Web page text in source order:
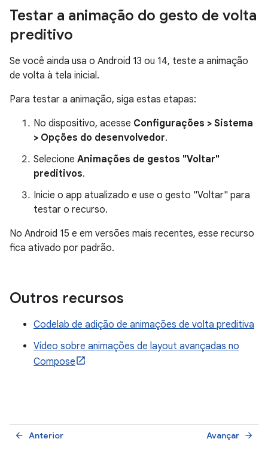
Testar a animação do gesto de volta
preditivo
Se você ainda usa o Android 13 ou 14, teste a animação
de volta à tela inicial.
Para testar a animação, siga estas etapas:
No dispositivo, acesse Configurações > Sistema
> Opções do desenvolvedor.
Selecione Animações de gestos "Voltar"
preditivos.
Inicie o app atualizado e use o gesto "Voltar" para
testar o recurso.
No Android 15 e em versões mais recentes, esse recurso
fica ativado por padrão.
Outros recursos
Codelab de adição de animações de volta preditiva
Vídeo sobre animações de layout avançadas no
Compose
Anterior
arrow_back Avançar arrow_forward